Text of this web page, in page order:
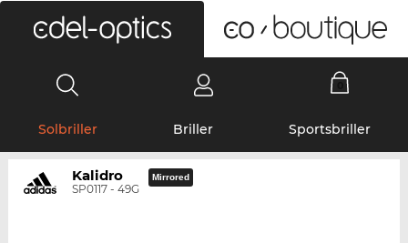
Solbriller Briller Sportsbriller
Kalidro
SP0117 - 49G
Mirrored